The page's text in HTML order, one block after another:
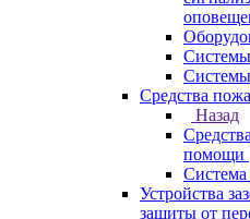
Средства
Назад
помощи
Устройства
защиты от